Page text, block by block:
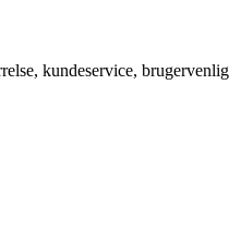
kundeservice,